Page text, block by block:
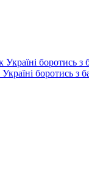
боротись з